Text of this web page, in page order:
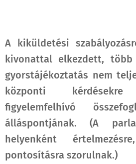
A kiküldetési
kivonattal elkezdett,
gyorstájékoztatás nem
központi kérdésekre
figyelemfelhívó
álláspontjának. (A
helyenként
pontosításra szorulnak.)